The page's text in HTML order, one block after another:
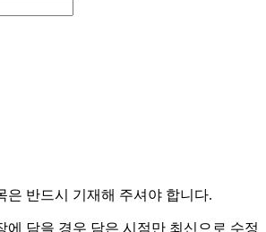
은 반드시 기재해 주셔야 합니다.
에 담을 경우 담은 시점만 최신으로 수정